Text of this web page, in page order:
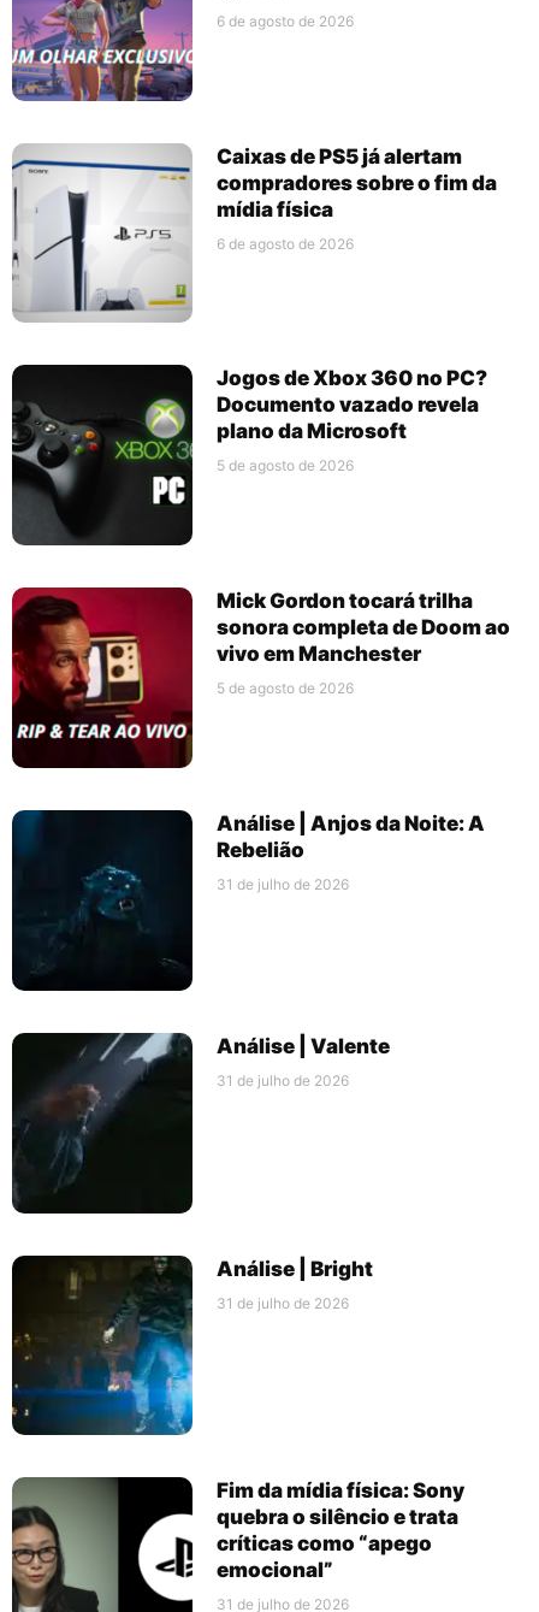
6 de agosto de 2026
Caixas de PS5 já alertam
compradores sobre o fim da
mídia física
6 de agosto de 2026
Jogos de Xbox 360 no PC?
Documento vazado revela
plano da Microsoft
5 de agosto de 2026
Mick Gordon tocará trilha
sonora completa de Doom ao
vivo em Manchester
5 de agosto de 2026
Análise | Anjos da Noite: A
Rebelião
31 de julho de 2026
Análise | Valente
31 de julho de 2026
Análise | Bright
31 de julho de 2026
Fim da mídia física: Sony
quebra o silêncio e trata
críticas como “apego
emocional”
31 de julho de 2026